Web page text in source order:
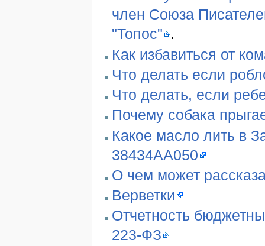
член Союза
"Топос" .
Как избавиться от
Что делать если
Что делать, если
Почему собака
Какое масло лить в
38434AA050
О чем может
Верветки
Отчетность
223-ФЗ